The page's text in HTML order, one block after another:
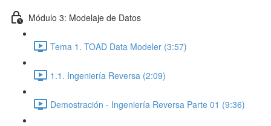
Módulo 3: Modelaje de Datos
Tema 1. TOAD Data Modeler (3:57)
1.1. Ingeniería Reversa (2:09)
Demostración - Ingeniería Reversa Parte 01 (9:36)